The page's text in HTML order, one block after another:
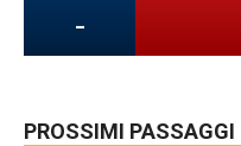
-
PROSSIMI PASSAGGI